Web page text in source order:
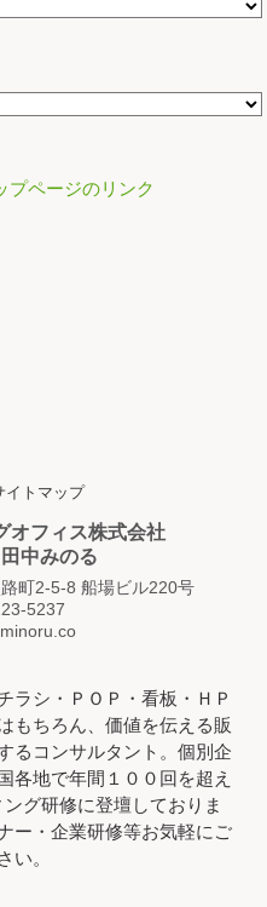
イトマップ
オフィス株式会社
中みのる
町2-5-8 船場ビル220号
5237
ラシ・ＰＯＰ・看板・ＨＰ
もちろん、価値を伝える販
るコンサルタント。個別企
各地で年間１００回を超え
グ研修に登壇しておりま
ー・企業研修等お気軽にご
い。